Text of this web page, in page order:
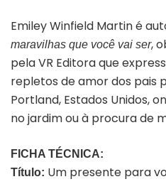
Emiley Winfield Martin é
maravilhas que você vai ser,
pela VR Editora que
repletos de amor dos pais
Portland, Estados Unidos,
no jardim ou à procura de
FICHA TÉCNICA:
Título: Um presente para